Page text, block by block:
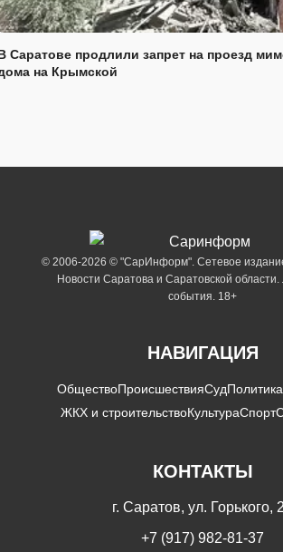
Саратове продлили запрет на проезд
на Крымской
© 2006-2026 © "СарИнформ". Сетевое
Новости Саратова и Саратовской области.
события. 18+
НАВИГАЦИЯ
ОбществоПроисшествияСудПолитика
ЖКХ и строительствоКультураСпорт
КОНТАКТЫ
г. Саратов, ул. Горького,
+7 (917) 982-81-37